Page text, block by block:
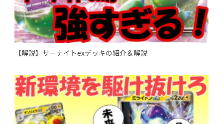
【解説】サーナイトexデッキの紹介＆解説